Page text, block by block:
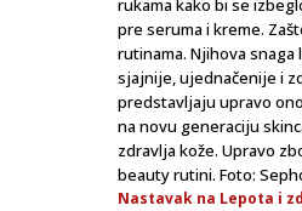
rukama kako bi se
pre seruma i kreme.
rutinama. Njihova
sjajnije, ujednačenije i
predstavljaju upravo
na novu generaciju
zdravlja kože. Upravo
beauty rutini. Foto:
Nastavak na Lepota i